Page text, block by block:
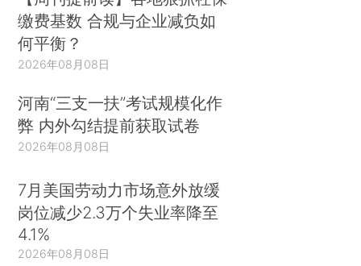
缴费基数 合规与企业减负如
何平衡？
2026年08月08日
河南“三支一扶”考试规模化作
弊 内外勾结提前获取试卷
2026年08月08日
7月美国劳动力市场意外放缓
岗位减少2.3万个失业率降至
4.1%
2026年08月08日